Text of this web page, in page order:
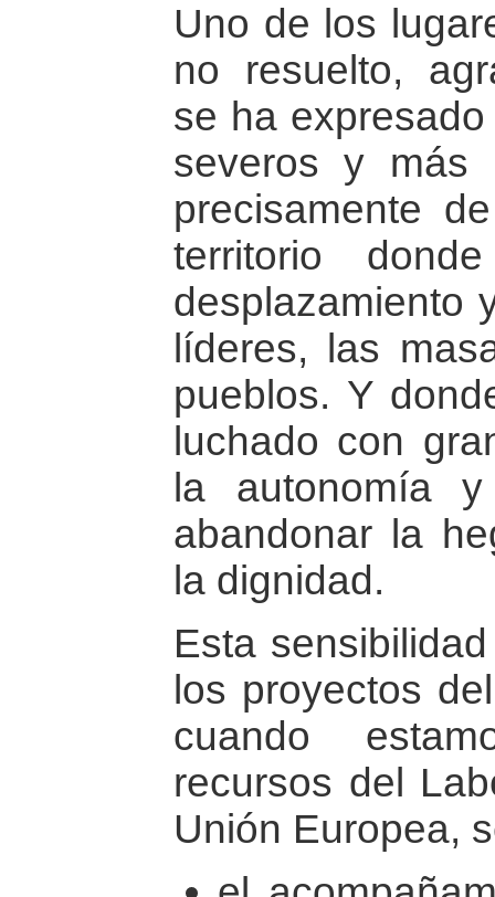
Uno de los
no resuelto,
se ha
severos y más
precisamente
territorio
desplazamiento
líderes, las
pueblos. Y
luchado con
la autonomía
abandonar la
la dignidad.
Esta
los proyectos
cuando
recursos del
Unión Europea,